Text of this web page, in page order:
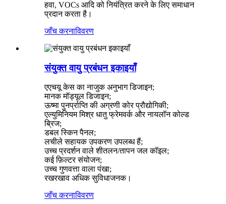
हवा, VOCs आदि को नियंत्रित करने के लिए समाधान
प्रदान करता है।
जाँच करनाविवरण
संयुक्त वायु प्रबंधन इकाइयाँ
एएचयू केस का नाजुक अनुभाग डिजाइन;
मानक मॉड्यूल डिजाइन;
ऊष्मा पुनर्प्राप्ति की अग्रणी कोर प्रौद्योगिकी;
एल्युमिनियम मिश्र धातु फ्रेमवर्क और नायलॉन कोल्ड
ब्रिज;
डबल स्किन पैनल;
लचीले सहायक उपकरण उपलब्ध हैं;
उच्च प्रदर्शन वाले शीतलन/तापन जल कॉइल;
कई फ़िल्टर संयोजन;
उच्च गुणवत्ता वाला पंखा;
रखरखाव अधिक सुविधाजनक।
जाँच करनाविवरण